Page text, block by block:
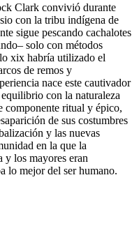
Clark convivió durante
con la tribu indígena de
sigue pescando cachalotes
solo con métodos
xix habría utilizado el
de remos y
nace este cautivador
con la naturaleza
componente ritual y épico,
de sus costumbres
y las nuevas
en la que la
y los mayores eran
lo mejor del ser humano.